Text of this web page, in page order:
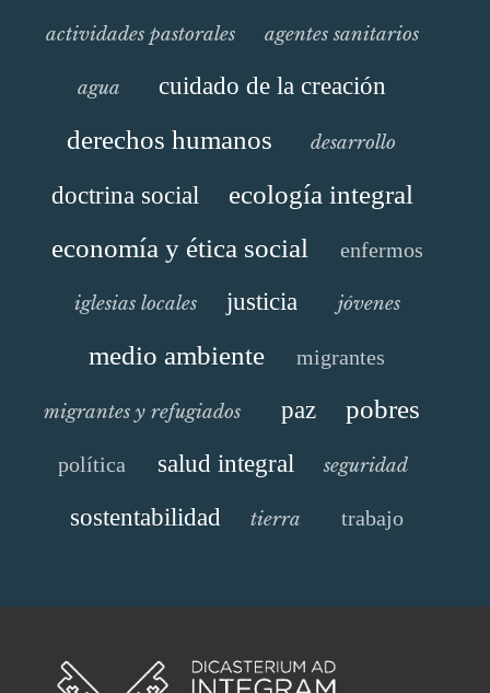
actividades pastorales agentes sanitarios
agua cuidado de la creación
derechos humanos desarrollo
doctrina social
ecología integral
economía y ética social
enfermos
iglesias locales justicia jóvenes
medio ambiente migrantes
migrantes y refugiados paz pobres
política salud integral seguridad
sostentabilidad tierra trabajo